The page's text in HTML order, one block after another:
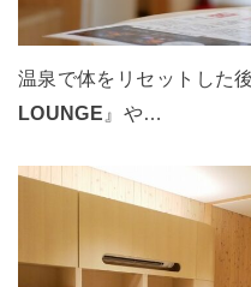
温泉で体をリセットした
LOUNGE 』や…